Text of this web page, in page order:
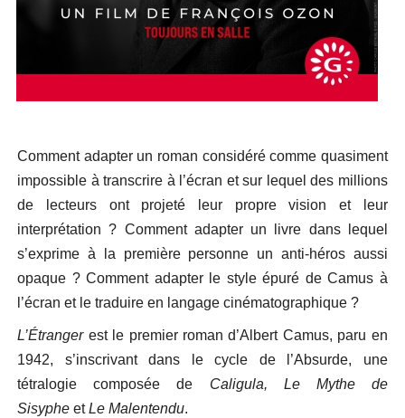
Comment adapter un roman considéré comme quasiment
impossible à transcrire à l’écran et sur lequel des millions
de lecteurs ont projeté leur propre vision et leur
interprétation ? Comment adapter un livre dans lequel
s’exprime à la première personne un anti-héros aussi
opaque ? Comment adapter le style épuré de Camus à
l’écran et le traduire en langage cinématographique ?
L’Étrangerest le premier roman d’Albert Camus, paru en
1942, s’inscrivant dans le cycle de l’Absurde, une
tétralogie composée de Caligula,
Le Mythe de
Sisyphe etLe Malentendu.